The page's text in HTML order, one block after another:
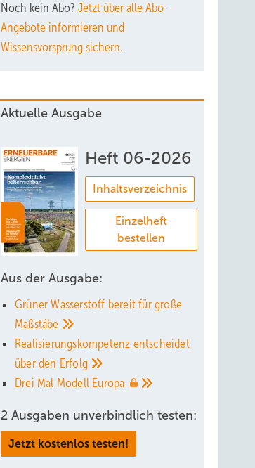
Noch kein Abo? Jetzt über alle Abo-
Angebote informieren und
Wissensvorsprung sichern.
Aktuelle Ausgabe
Heft 06-2026
Inhaltsverzeichnis
Einzelheft
bestellen
Aus der Ausgabe:
Grüner Wasserstoff bereit für große
Maßstäbe
Realisierungskompetenz entscheidet
über den Erfolg
Drei Mal Modell Europa
2 Ausgaben unverbindlich testen:
Jetzt kostenlos testen!